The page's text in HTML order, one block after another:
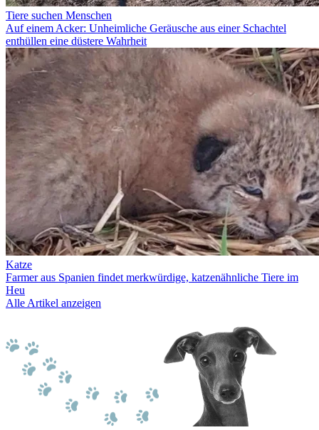
Tiere suchen Menschen
Auf einem Acker: Unheimliche Geräusche aus einer Schachtel
enthüllen eine düstere Wahrheit
Katze
Farmer aus Spanien findet merkwürdige, katzenähnliche Tiere im
Heu
Alle Artikel anzeigen